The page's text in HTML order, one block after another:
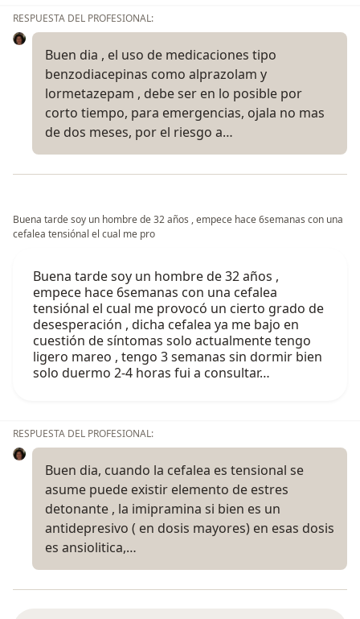
RESPUESTA DEL PROFESIONAL:
Buen dia , el uso de medicaciones tipo
benzodiacepinas como alprazolam y
lormetazepam , debe ser en lo posible por
corto tiempo, para emergencias, ojala no mas
de dos meses, por el riesgo a…
Buena tarde soy un hombre de 32 años , empece hace 6semanas con una
cefalea tensiónal el cual me pro
Buena tarde soy un hombre de 32 años ,
empece hace 6semanas con una cefalea
tensiónal el cual me provocó un cierto grado de
desesperación , dicha cefalea ya me bajo en
cuestión de síntomas solo actualmente tengo
ligero mareo , tengo 3 semanas sin dormir bien
solo duermo 2-4 horas fui a consultar…
RESPUESTA DEL PROFESIONAL:
Buen dia, cuando la cefalea es tensional se
asume puede existir elemento de estres
detonante , la imipramina si bien es un
antidepresivo ( en dosis mayores) en esas dosis
es ansiolitica,…